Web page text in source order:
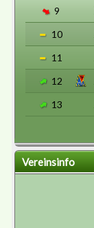
9
10
11
12
13
Vereinsinfo